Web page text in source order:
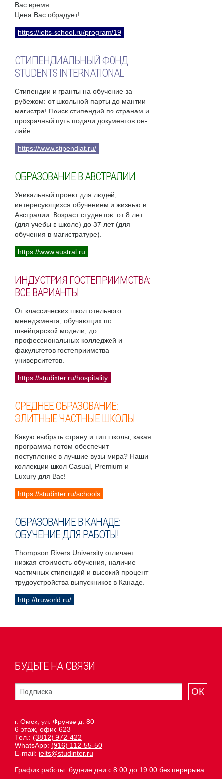
Вас время.
Цена Вас обрадует!
https://ielts-school.ru/program/19
СТИПЕНДИАЛЬНЫЙ ФОНД
STUDENTS INTERNATIONAL
Стипендии и гранты на обучение за
рубежом: от школьной парты до мантии
магистра! Поиск стипендий по странам и
прозрачный путь подачи документов он-
лайн.
https://www.stipendiat.ru/
ОБРАЗОВАНИЕ В АВСТРАЛИИ
Уникальный проект для людей,
интересующихся обучением и жизнью в
Австралии. Возраст студентов: от 8 лет
(для учебы в школе) до 37 лет (для
обучения в магистратуре).
https://www.austral.ru
ИНДУСТРИЯ ГОСТЕПРИИМСТВА:
ВСЕ ВАРИАНТЫ
От классических школ отельного
менеджмента, обучающих по
швейцарской модели, до
профессиональных колледжей и
факультетов гостеприимства
университетов.
https://studinter.ru/hospitality
СРЕДНЕЕ ОБРАЗОВАНИЕ:
ЭЛИТНЫЕ ЧАСТНЫЕ ШКОЛЫ
Какую выбрать страну и тип школы, какая
программа потом обеспечит
поступление в лучшие вузы мира? Наши
коллекции школ Casual, Premium и
Luxury для Вас!
https://studinter.ru/schools
ОБРАЗОВАНИЕ В КАНАДЕ:
ОБУЧЕНИЕ ДЛЯ РАБОТЫ!
Thompson Rivers University отличает
низкая стоимость обучения, наличие
частичных стипендий и высокий процент
трудоустройства выпускников в Канаде.
http://truworld.ru/
БУДЬТЕ НА СВЯЗИ
ОК
г. Омск, ул. Фрунзе д. 80
6 этаж, офис 623
Тел.: (3812) 972-422
WhatsApp: (916) 112-55-50
E-mail: ielts@studinter.ru
График работы: будние дни с 8:00 до 19:00 без перерыва